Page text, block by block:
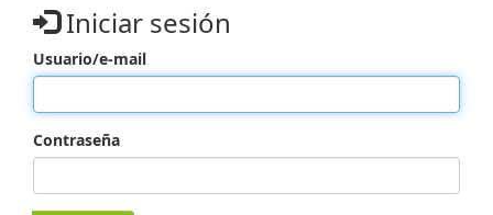
Iniciar sesión
Usuario/e-mail
Contraseña